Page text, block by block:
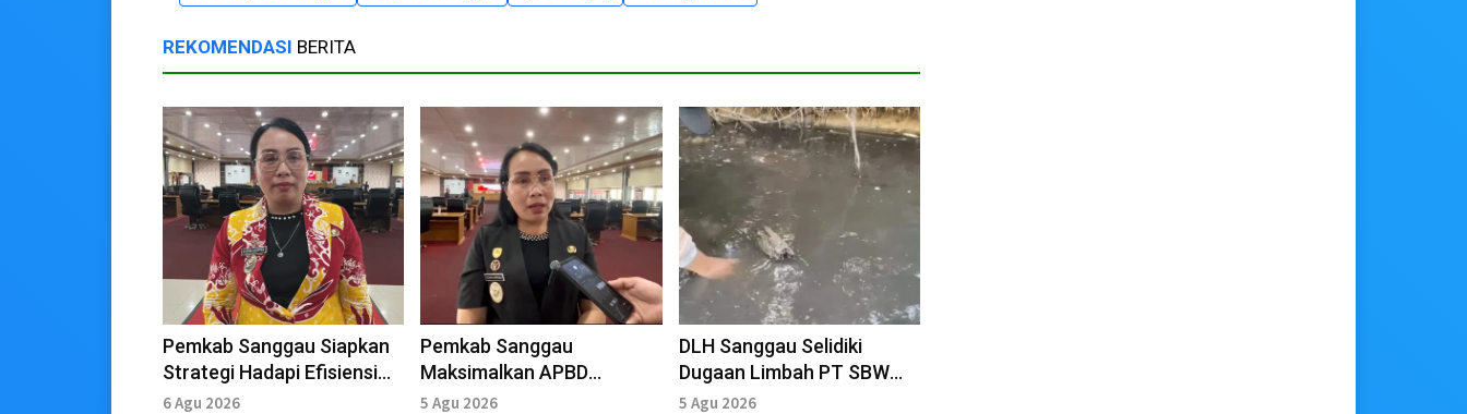
REKOMENDASI BERITA
Pemkab Sanggau Siapkan
Strategi Hadapi Efisiensi
Anggaran 2027
6 Agu 2026
Pemkab Sanggau
Maksimalkan APBD
Perubahan 2026
5 Agu 2026
DLH Sanggau Selidiki
Dugaan Limbah PT SBW
Cemari Sungai
5 Agu 2026